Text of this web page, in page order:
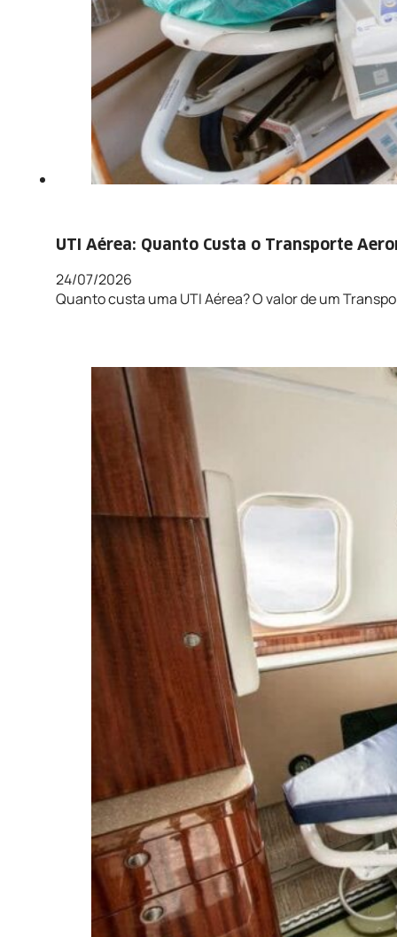
UTI Aérea: Quanto Custa o Transporte
24/07/2026
Quanto custa uma UTI Aérea? O valor de um